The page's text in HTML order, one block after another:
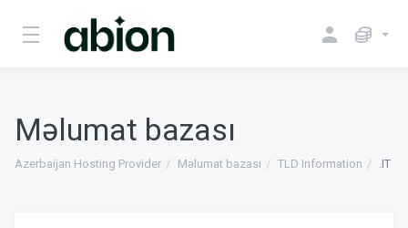
Məlumat bazası
Azerbaijan Hosting Provider Məlumat bazası TLD Information .IT